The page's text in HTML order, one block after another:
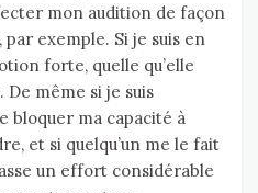
mon audition de façon
exemple. Si je suis en
forte, quelle qu’elle
De même si je suis
bloquer ma capacité à
et si quelqu’un me le fait
un effort considérable